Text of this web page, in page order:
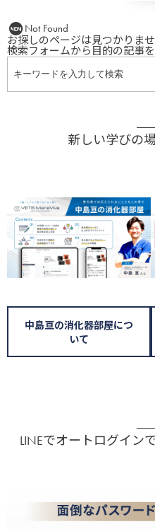
Not Found
お探しのページは見つかりませ
検索フォームから目的の記事
新しい学びの場
中島亘の消化器部屋につ
いて
LINEでオートログイン